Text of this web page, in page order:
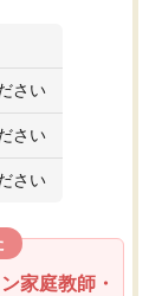
さい
さい
さい
家庭教師・